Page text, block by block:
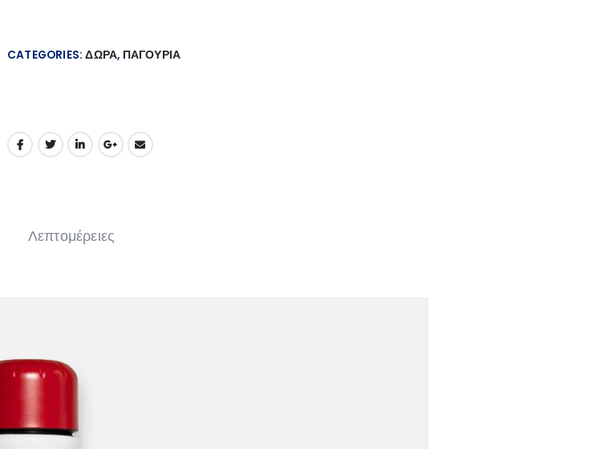
CATEGORIES:ΔΩΡΑ, ΠΑΓΟΥΡΙΑ
Λεπτομέρειες